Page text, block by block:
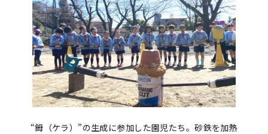
“鉧（ケラ）”の生成に参加した園児たち。砂鉄を加熱